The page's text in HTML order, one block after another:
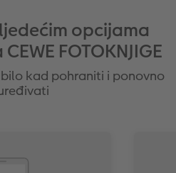
opcijama
FOTOKNJIGE
kad pohraniti i ponovno